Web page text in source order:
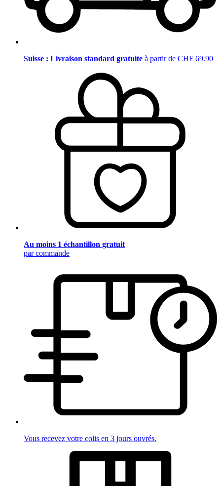
Suisse : Livraison standard gratuite à partir de CHF 69.90
Au moins 1 échantillon gratuit
par commande
Vous recevez votre colis en 3 jours ouvrés.